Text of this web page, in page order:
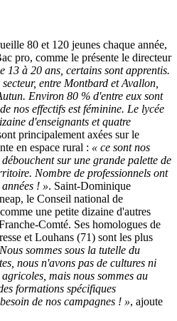
80 et 120 jeunes chaque année,
pro, comme le présente le directeur
13 à 20 ans, certains sont apprentis.
entre Montbard et Avallon,
Environ 80 % d'entre eux sont
nos effectifs est féminine. Le lycée
d'enseignants et quatre
principalement axées sur le
en espace rural : « ce sont nos
sur une grande palette de
Nombre de professionnels ont
! ». Saint-Dominique
le Conseil national de
une petite dizaine d'autres
Comté. Ses homologues de
et Louhans (71) sont les plus
sommes sous la tutelle du
nous n'avons pas de cultures ni
mais nous sommes au
formations spécifiques
de nos campagnes ! », ajoute